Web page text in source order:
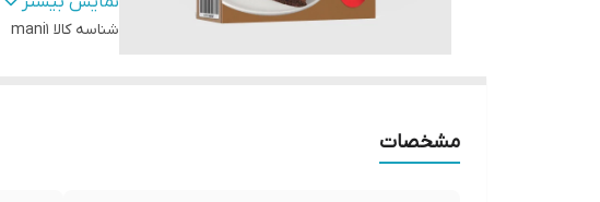
کشور سازنده:ایران شناسه کالا mani1
مشخصات